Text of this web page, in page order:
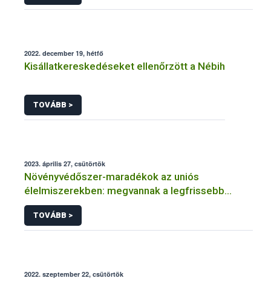
2022. december 19, hétfő
Kisállatkereskedéseket ellenőrzött a Nébih
TOVÁBB >
2023. április 27, csütörtök
Növényvédőszer-maradékok az uniós
élelmiszerekben: megvannak a legfrissebb
adatok
TOVÁBB >
2022. szeptember 22, csütörtök